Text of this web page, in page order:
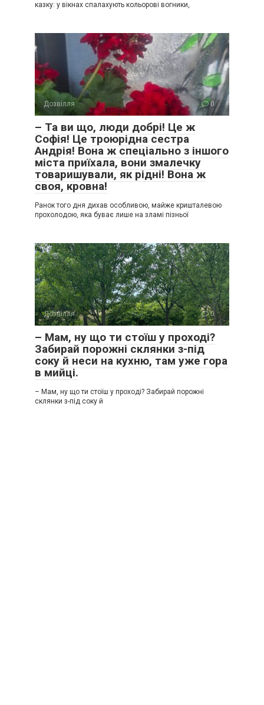
казку: у вікнах спалахують кольорові вогники,
Дозвілля 0
– Та ви що, люди добрі! Це ж
Софія! Це троюрідна сестра
Андрія! Вона ж спеціально з іншого
міста приїхала, вони змалечку
товаришували, як рідні! Вона ж
своя, кровна!
Ранок того дня дихав особливою, майже кришталевою
прохолодою, яка буває лише на зламі пізньої
Дозвілля 0
– Мам, ну що ти стоїш у проході?
Забирай порожні склянки з-під
соку й неси на кухню, там уже гора
в мийці.
– Мам, ну що ти стоїш у проході? Забирай порожні
склянки з-під соку й